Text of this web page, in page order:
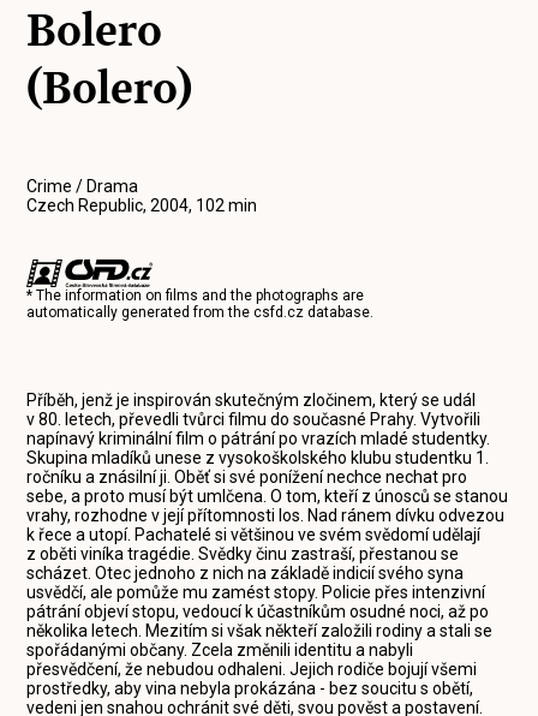
Bolero
(Bolero)
Crime / Drama
Czech Republic, 2004, 102 min
* The information on films and the photographs are
automatically generated from thecsfd.cz database.
Příběh, jenž je inspirován skutečným zločinem, který se udál
v 80. letech, převedli tvůrci filmu do současné Prahy. Vytvořili
napínavý kriminální film o pátrání po vrazích mladé studentky.
Skupina mladíků unese z vysokoškolského klubu studentku 1.
ročníku a znásilní ji. Oběť si své ponížení nechce nechat pro
sebe, a proto musí být umlčena. O tom, kteří z únosců se stanou
vrahy, rozhodne v její přítomnosti los. Nad ránem dívku odvezou
k řece a utopí. Pachatelé si většinou ve svém svědomí udělají
z oběti viníka tragédie. Svědky činu zastraší, přestanou se
scházet. Otec jednoho z nich na základě indicií svého syna
usvědčí, ale pomůže mu zamést stopy. Policie přes intenzivní
pátrání objeví stopu, vedoucí k účastníkům osudné noci, až po
několika letech. Mezitím si však někteří založili rodiny a stali se
spořádanými občany. Zcela změnili identitu a nabyli
přesvědčení, že nebudou odhaleni. Jejich rodiče bojují všemi
prostředky, aby vina nebyla prokázána - bez soucitu s obětí,
vedeni jen snahou ochránit své děti, svou pověst a postavení.